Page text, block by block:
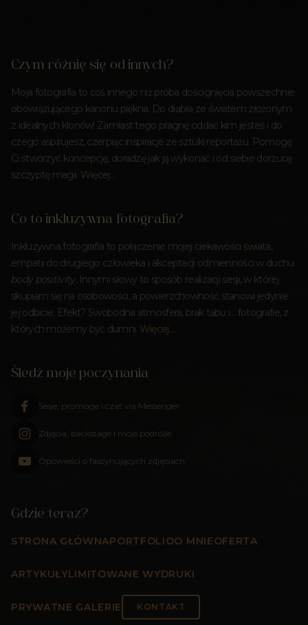
Czym różnię się od innych?
Moja fotografia to coś innego niż próba doścignięcia powszechnie
obowiązującego kanonu piękna. Do diabła ze światem złożonym
z idealnych klonów! Zamiast tego pragnę oddać kim jesteś i do
czego aspirujesz, czerpiąc inspiracje ze sztuki reportażu. Pomogę
Ci stworzyć koncepcję, doradzę jak ją wykonać i od siebie dorzucę
szczyptę magii. Więcej…
Co to inkluzywna fotografia?
Inkluzywna fotografia to połączenie mojej ciekawości świata,
empatii do drugiego człowieka i akceptacji odmienności w duchu
body positivity. Innymi słowy to sposób realizacji sesji, w której
skupiam się na osobowości, a powierzchowność stanowi jedynie
jej odbicie. Efekt? Swobodna atmosfera, brak tabu i… fotografie, z
których możemy być dumni. Więcej…
Śledź moje poczynania
Sesje, promocje i czat via Messenger
Zdjęcia, backstage i moje podróże
Opowieści o fascynujących zdjęciach
Gdzie teraz?
STRONA GŁÓWNAPORTFOLIOO MNIEOFERTA
ARTYKUŁYLIMITOWANE WYDRUKI
PRYWATNE GALERIE KONTAKT